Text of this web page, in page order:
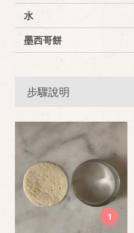
水
墨西哥餅
步驟說明
1